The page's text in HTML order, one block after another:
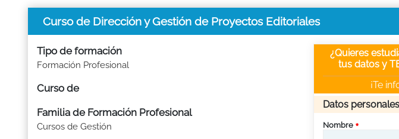
Curso de Dirección y Gestión de Proyectos Editoriales
Tipo de formación
Formación Profesional
Curso de
Familia de Formación Profesional
Cursos de Gestión
¿Quieres
tus datos y
¡Te
Datos personales
Nombre